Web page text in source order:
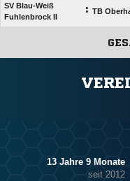
SV Blau-Weiß
Fuhlenbrock II
: TB
13 Jahre 9 Monate
seit 2012